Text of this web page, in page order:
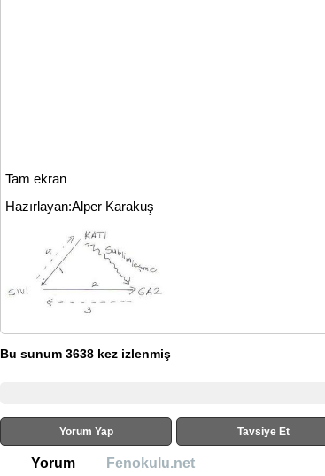
Tam ekran
Hazırlayan:Alper Karakuş
Bu sunum 3638 kez izlenmiş
Yorum Yap Tavsiye Et
Yorum Fenokulu.net